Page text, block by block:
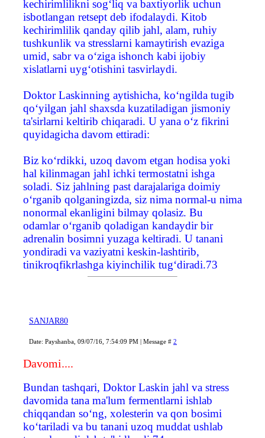
kechirimlilikni sog‘liq va baxtiyorlik uchun
isbotlangan retsept deb ifodalaydi. Kitob
kechirimlilik qanday qilib jahl, alam, ruhiy
tushkunlik va stresslarni kamaytirish evaziga
umid, sabr va o‘ziga ishonch kabi ijobiy
xislatlarni uyg‘otishini tasvirlaydi.
Doktor Laskinning aytishicha, ko‘ngilda tugib
qo‘yilgan jahl shaxsda kuzatiladigan jismoniy
ta'sirlarni keltirib chiqaradi. U yana o‘z fikrini
quyidagicha davom ettiradi:
Biz ko‘rdikki, uzoq davom etgan hodisa yoki
hal kilinmagan jahl ichki termostatni ishga
soladi. Siz jahlning past darajalariga doimiy
o‘rganib qolganingizda, siz nima normal-u nima
nonormal ekanligini bilmay qolasiz. Bu
odamlar o‘rganib qoladigan kandaydir bir
adrenalin bosimni yuzaga keltiradi. U tanani
yondiradi va vaziyatni keskin-lashtirib,
tinikroqfikrlashga kiyinchilik tug‘diradi.73
SANJAR80
Date: Payshanba, 09/07/16, 7:54:09 PM | Message # 2
Davomi....
Bundan tashqari, Doktor Laskin jahl va stress
davomida tana ma'lum fermentlarni ishlab
chiqqandan so‘ng, xolesterin va qon bosimi
ko‘tariladi va bu tanani uzoq muddat ushlab